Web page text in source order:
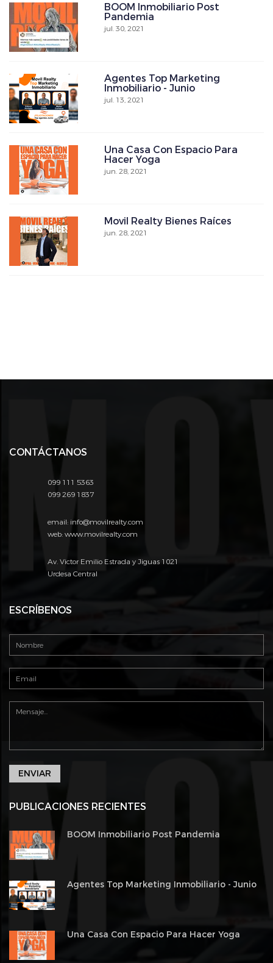
BOOM Inmobiliario Post
Pandemia
jul. 30, 2021
Agentes Top Marketing
Inmobiliario - Junio
jul. 13, 2021
Una Casa Con Espacio Para
Hacer Yoga
jun. 28, 2021
Movil Realty Bienes Raíces
jun. 28, 2021
CONTÁCTANOS
099 111 5363
099 269 1837
email: info@movilrealty.com
web: www.movilrealty.com
Av. Victor Emilio Estrada y Jiguas 1021
Urdesa Central
PUBLICACIONES RECIENTES
BOOM Inmobiliario Post Pandemia
Agentes Top Marketing Inmobiliario - Junio
Una Casa Con Espacio Para Hacer Yoga
ESCRÍBENOS
ENVIAR